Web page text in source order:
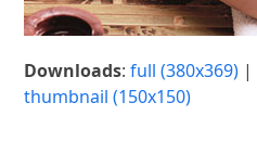
Downloads:full (380x369) |
thumbnail (150x150)